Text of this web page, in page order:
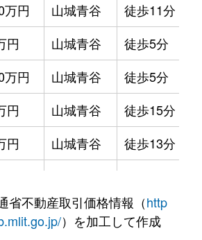
万円 山城青谷 徒歩11分
円 山城青谷 徒歩5分
万円 山城青谷 徒歩5分
円 山城青谷 徒歩15分
円 山城青谷 徒歩13分
万円 久津川 徒歩13分
省不動産取引価格情報（http
）を加工して作成